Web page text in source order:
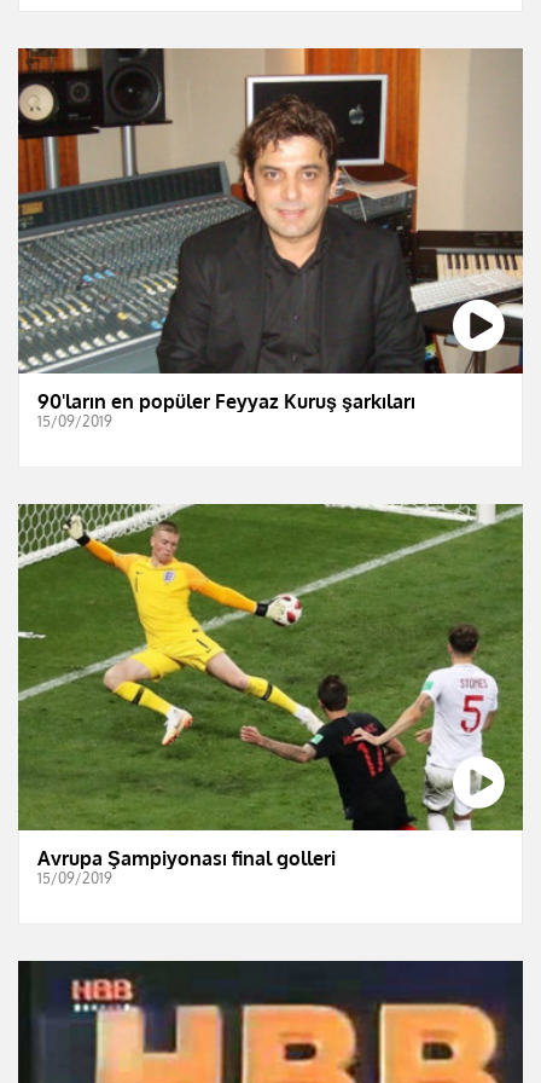
90'ların en popüler Feyyaz Kuruş şarkıları
15/09/2019
Avrupa Şampiyonası final golleri
15/09/2019